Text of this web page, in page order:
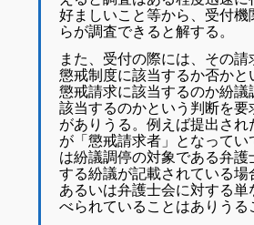
好ましいこと等から、受付機
らが調査できると解する。
また、受付の際には、その請
懲戒制度に該当するか否かと
懲戒請求に該当するのか紛議
該当するのかという判断を要
がありうる。例えば提出され
が「懲戒請求者」となってい
は紛議調停の対象である弁護
する紛議が記載されている場
あるいは弁護士会に対する単
べられていることはありうる